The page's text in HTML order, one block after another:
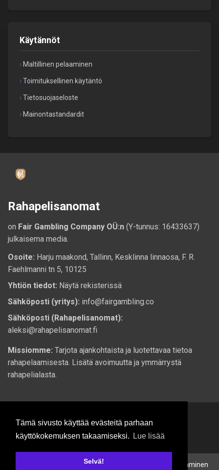
Käytännöt
Maltillinen pelaaminen
Toimituksellinen käytäntö
Tietosuojaseloste
Mainontastandardit
Rahapelisanomat
on Fair Gambling Company OÜ:n (Y-tunnus: 16433637)
julkaisema media.
Osoite: Harju maakond, Tallinn, Kesklinna linnaosa, F. R.
Faehlmanni tn 5, 10125
Yhtiön tiedot: Näytä rekisterissä
Sähköposti (yritys): info@fairgambling.co
Sähköposti (Rahapelisanomat):
aleksi@rahapelisanomat.fi
Missiomme: Tarjota ajankohtaista ja luotettavaa tietoa
rahapelaamisesta. Lisätä avoimuutta ja ymmärrystä
rahapelialasta.
© 2026 Rahapelisanomat.fi. Kaikki oikeudet pidätetään.
Rahapelaaminen voi aiheuttaa riippuvuutta. Jos pelaaminen
Tämä sivusto käyttää evästeitä parhaan
käyttökokemuksen takaamiseksi.
Lue lisää
Selvä!